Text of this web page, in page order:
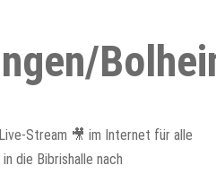
Stream 🎥 im Internet für alle
die Bibrishalle nach